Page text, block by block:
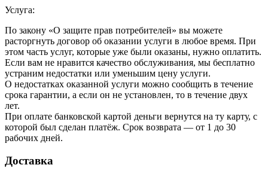
Услуга:
По закону «О защите прав потребителей» вы можете
расторгнуть договор об оказании услуги в любое время. При
этом часть услуг, которые уже были оказаны, нужно оплатить.
Если вам не нравится качество обслуживания, мы бесплатно
устраним недостатки или уменьшим цену услуги.
О недостатках оказанной услуги можно сообщить в течение
срока гарантии, а если он не установлен, то в течение двух
лет.
При оплате банковской картой деньги вернутся на ту карту, с
которой был сделан платёж. Срок возврата — от 1 до 30
рабочих дней.
Доставка